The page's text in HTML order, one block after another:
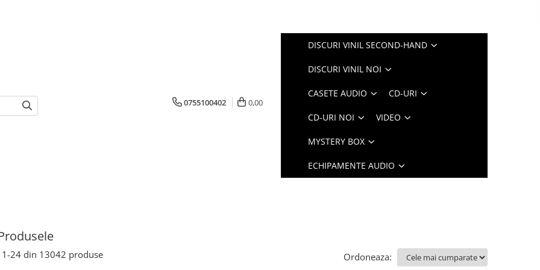
0755100402 0,00
DISCURI VINIL SECOND-HAND
DISCURI VINIL NOI
CASETE AUDIO CD-URI
CD-URI NOI VIDEO
MYSTERY BOX
ECHIPAMENTE AUDIO
1-24 din 13042 produse Ordoneaza: